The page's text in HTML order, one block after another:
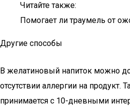
Читайте также:
Помогает ли траумель от
Другие способы
В желатиновый напиток можно
отсутствии аллергии на продукт.
принимается с 10-дневными